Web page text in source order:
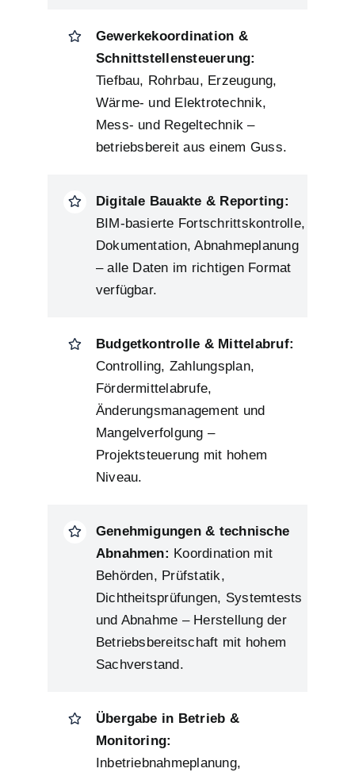
Gewerkekoordination &
Schnittstellensteuerung:
Tiefbau, Rohrbau, Erzeugung,
Wärme- und Elektrotechnik,
Mess- und Regeltechnik –
betriebsbereit aus einem Guss.
Digitale Bauakte & Reporting:
BIM-basierte Fortschrittskontrolle,
Dokumentation, Abnahmeplanung
– alle Daten im richtigen Format
verfügbar.
Budgetkontrolle & Mittelabruf:
Controlling, Zahlungsplan,
Fördermittelabrufe,
Änderungsmanagement und
Mangelverfolgung –
Projektsteuerung mit hohem
Niveau.
Genehmigungen & technische
Abnahmen: Koordination mit
Behörden, Prüfstatik,
Dichtheitsprüfungen, Systemtests
und Abnahme – Herstellung der
Betriebsbereitschaft mit hohem
Sachverstand.
Übergabe in Betrieb &
Monitoring:
Inbetriebnahmeplanung,